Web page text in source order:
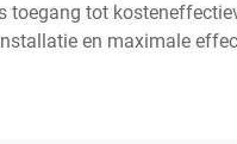
toegang tot
en maximale